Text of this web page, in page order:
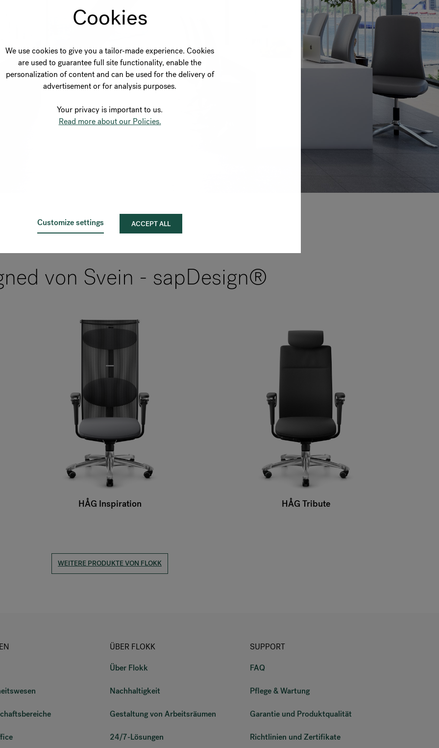
Cookies
We use cookies to give you a tailor-made experience. Cookies
are used to guarantee full site functionality, enable the
personalization of content and can be used for the delivery of
advertisement or for analysis purposes.
Your privacy is important to us.
Read more about our Policies.
Customize settings ACCEPT ALL
von Svein - sapDesign®
HÅG Inspiration HÅG Tribute
WEITERE PRODUKTE VON FLOKK
ÜBER FLOKK
Über Flokk
Nachhaltigkeit
Gestaltung von Arbeitsräumen
24/7-Lösungen
SUPPORT
FAQ
Pflege & Wartung
Garantie und Produktqualität
Richtlinien und Zertifikate